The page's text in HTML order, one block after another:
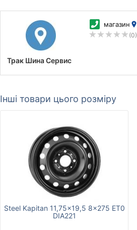
Трак Шина Сервис
магазин
(0)
Інші товари цього розміру
Steel Kapitan 11,75x19,5 8x275 ET0
DIA221